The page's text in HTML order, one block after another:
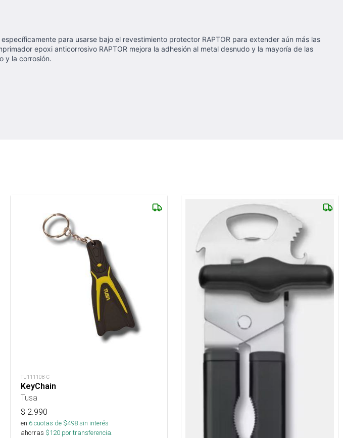
para usarse bajo el revestimiento protector RAPTOR para extender aún más las
epoxi anticorrosivo RAPTOR mejora la adhesión al metal desnudo y la mayoría de las
y la corrosión.
TU111108-C
KeyChain
Tusa
$ 2.990
en 6cuotas de $498sin interés
ahorras $120 por transferencia.